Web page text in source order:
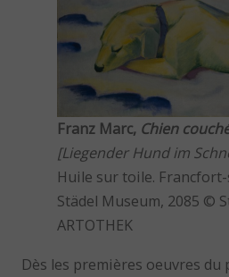
Franz Marc, Chien
[Liegender Hund im
Huile sur toile.
Städel Museum, 2085 ©
ARTOTHEK
Dès les premières oeuvres